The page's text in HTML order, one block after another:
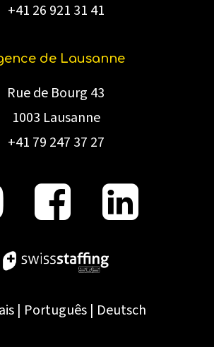
+41 26 921 31 41
de Lausanne
Rue de Bourg 43
1003 Lausanne
+41 79 247 37 27
| Português | Deutsch